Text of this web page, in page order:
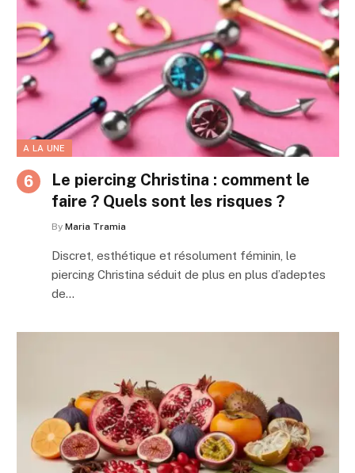
A LA UNE
Le piercing Christina : comment le
faire ? Quels sont les risques ?
By Maria Tramia
Discret, esthétique et résolument féminin, le
piercing Christina séduit de plus en plus d’adeptes
de…